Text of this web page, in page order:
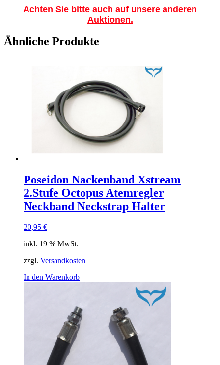
Achten Sie bitte auch auf unsere anderen
Auktionen.
Ähnliche Produkte
Poseidon Nackenband Xstream
2.Stufe Octopus Atemregler
Neckband Neckstrap Halter
20,95 €
inkl. 19 % MwSt.
zzgl. Versandkosten
In den Warenkorb